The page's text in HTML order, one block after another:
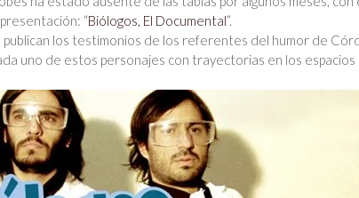
“Biólogos, El Documental”.
publican los testimonios de los referentes del humor de
uno de estos personajes con trayectorias en los